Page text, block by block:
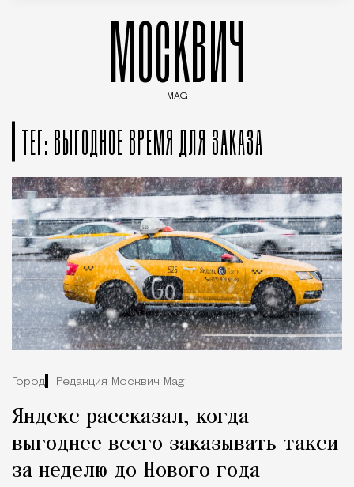
МОСКВИЧ
MAG
ТЕГ: ВЫГОДНОЕ ВРЕМЯ ДЛЯ ЗАКАЗА
Город Редакция Москвич Mag
Яндекс рассказал, когда
выгоднее всего заказывать такси
за неделю до Нового года